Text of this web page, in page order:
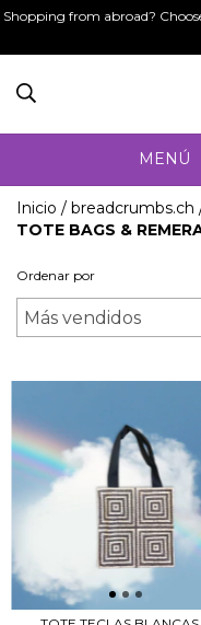
Shopping from abroad?
MENÚ
Inicio / breadcrumbs.ch
TOTE BAGS &
Ordenar por